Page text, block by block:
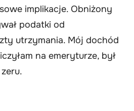
implikacje. Obniżony
podatki od
utrzymania. Mój dochód
na emeryturze, był